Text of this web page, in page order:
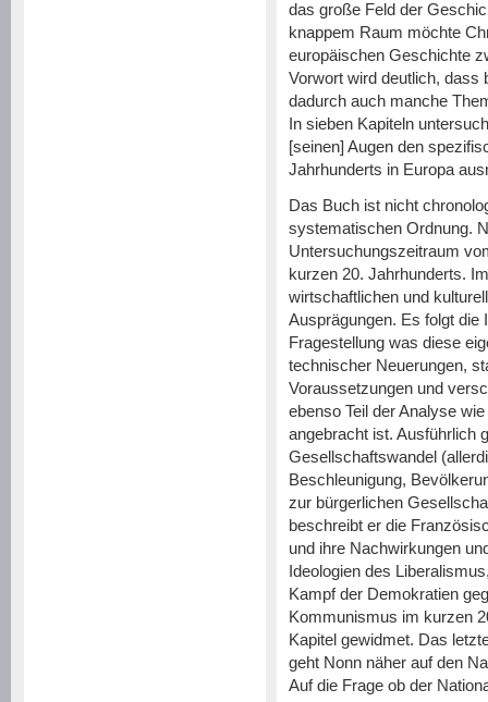
das große Feld der
knappem Raum möchte
europäischen Geschichte
Vorwort wird deutlich, dass
dadurch auch manche
In sieben Kapiteln
[seinen] Augen den
Jahrhunderts in Europa
Das Buch ist nicht
systematischen Ordnung.
Untersuchungszeitraum
kurzen 20. Jahrhunderts.
wirtschaftlichen und
Ausprägungen. Es folgt die
Fragestellung was diese
technischer Neuerungen,
Voraussetzungen und
ebenso Teil der Analyse
angebracht ist. Ausführlich
Gesellschaftswandel
Beschleunigung,
zur bürgerlichen
beschreibt er die
und ihre Nachwirkungen
Ideologien des
Kampf der Demokratien
Kommunismus im kurzen
Kapitel gewidmet. Das
geht Nonn näher auf den
Auf die Frage ob der